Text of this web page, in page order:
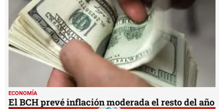
ECONOMÍA
El BCH prevé inflación moderada el resto del año